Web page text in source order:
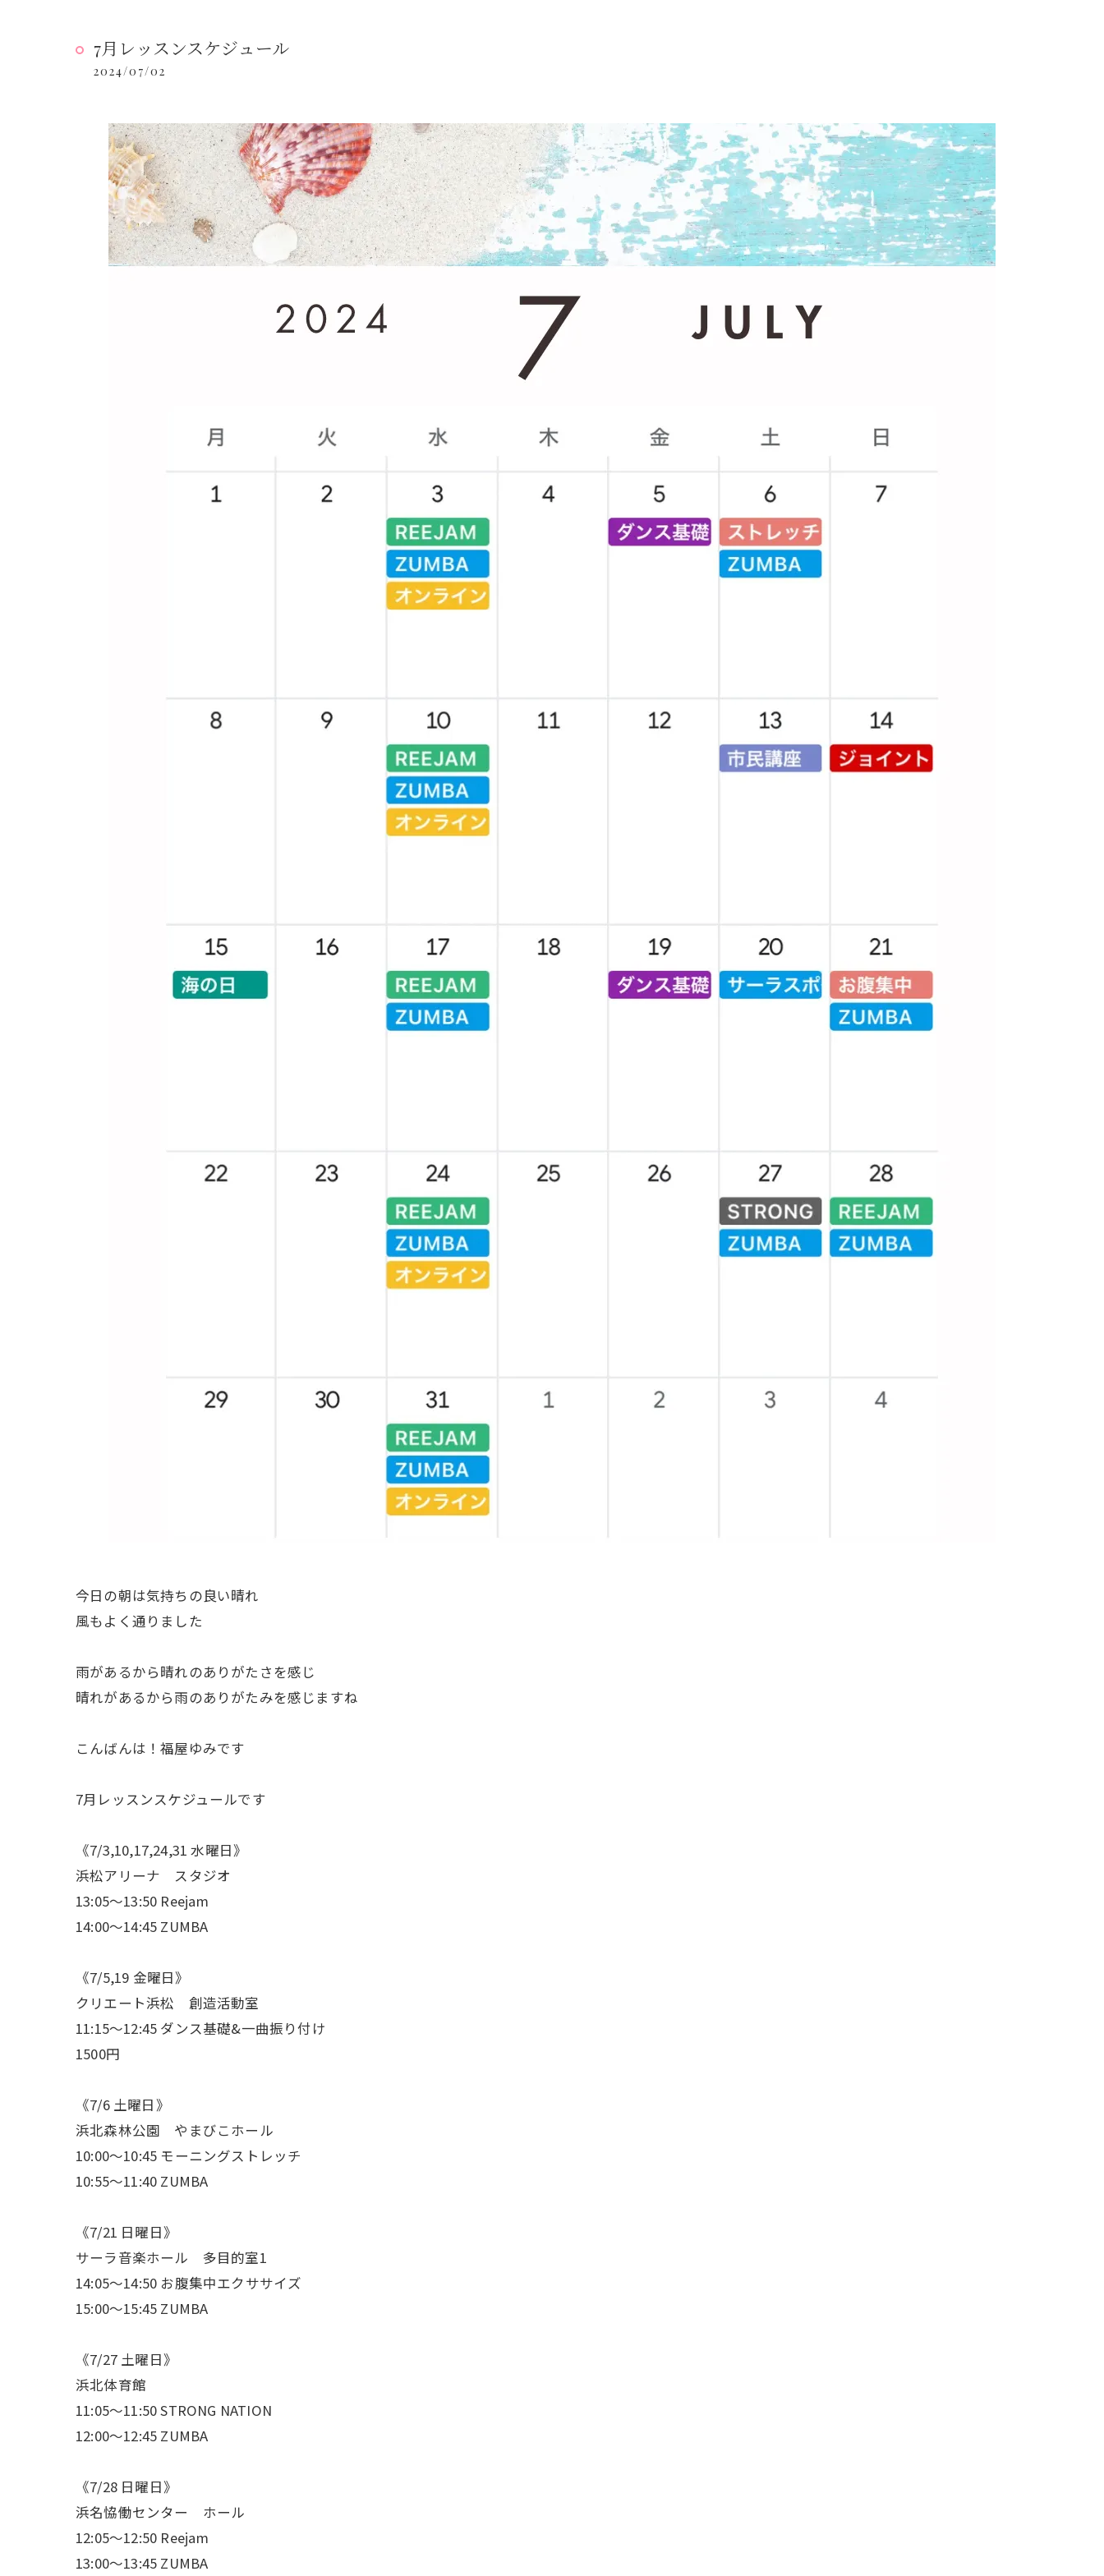
7月レッスンスケジュール
2024/07/02
今日の朝は気持ちの良い晴れ
風もよく通りました
雨があるから晴れのありがたさを感じ
晴れがあるから雨のありがたみを感じますね
こんばんは！福屋ゆみです
7月レッスンスケジュールです
《7/3,10,17,24,31 水曜日》
浜松アリーナ スタジオ
13:05〜13:50 Reejam
14:00〜14:45 ZUMBA
《7/5,19 金曜日》
クリエート浜松 創造活動室
11:15〜12:45 ダンス基礎&一曲振り付け
1500円
《7/6 土曜日》
浜北森林公園 やまびこホール
10:00〜10:45 モーニングストレッチ
10:55〜11:40 ZUMBA
《7/21 日曜日》
サーラ音楽ホール 多目的室1
14:05〜14:50 お腹集中エクササイズ
15:00〜15:45 ZUMBA
《7/27 土曜日》
浜北体育館
11:05〜11:50 STRONG NATION
12:00〜12:45 ZUMBA
《7/28 日曜日》
浜名恊働センター ホール
12:05〜12:50 Reejam
13:00〜13:45 ZUMBA